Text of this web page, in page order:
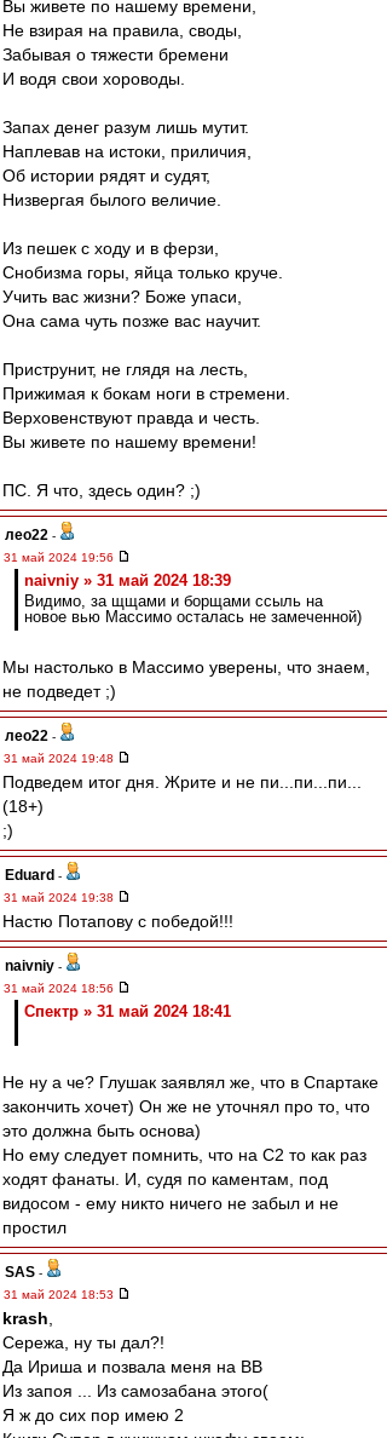
Вы живете по нашему времени,
Не взирая на правила, своды,
Забывая о тяжести бремени
И водя свои хороводы.
Запах денег разум лишь мутит.
Наплевав на истоки, приличия,
Об истории рядят и судят,
Низвергая былого величие.
Из пешек с ходу и в ферзи,
Снобизма горы, яйца только круче.
Учить вас жизни? Боже упаси,
Она сама чуть позже вас научит.
Приструнит, не глядя на лесть,
Прижимая к бокам ноги в стремени.
Верховенствуют правда и честь.
Вы живете по нашему времени!
ПС. Я что, здесь один? ;)
лео22 -
31 май 2024 19:56
naivniy » 31 май 2024 18:39
Видимо, за щщами и борщами ссыль на
новое вью Массимо осталась не замеченной)
Мы настолько в Массимо уверены, что знаем,
не подведет ;)
лео22 -
31 май 2024 19:48
Подведем итог дня. Жрите и не пи...пи...пи...
(18+)
;)
Eduard -
31 май 2024 19:38
Настю Потапову с победой!!!
naivniy -
31 май 2024 18:56
Спектр » 31 май 2024 18:41
Не ну а че? Глушак заявлял же, что в Спартаке
закончить хочет) Он же не уточнял про то, что
это должна быть основа)
Но ему следует помнить, что на С2 то как раз
ходят фанаты. И, судя по каментам, под
видосом - ему никто ничего не забыл и не
простил
SAS -
31 май 2024 18:53
krash
Сережа, ну ты дал?!
Да Ириша и позвала меня на ВВ
Из запоя ... Из самозабана этого(
Я ж до сих пор имею 2